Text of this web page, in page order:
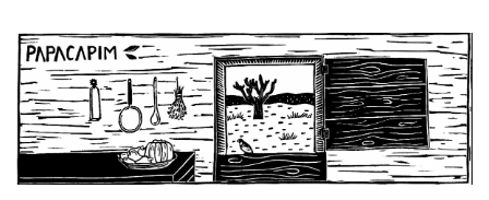
para
conteúdo